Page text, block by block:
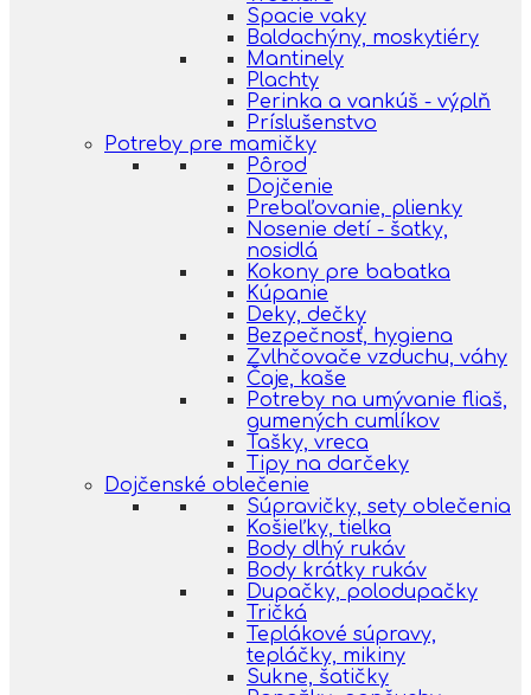
Spacie vaky
Baldachýny, moskytiéry
Mantinely
Plachty
Perinka a vankúš - výplň
Príslušenstvo
Potreby pre mamičky
Pôrod
Dojčenie
Prebaľovanie, plienky
Nosenie detí - šatky,
nosidlá
Kokony pre babatka
Kúpanie
Deky, dečky
Bezpečnosť, hygiena
Zvlhčovače vzduchu, váhy
Čaje, kaše
Potreby na umývanie fliaš,
gumených cumlíkov
Tašky, vreca
Tipy na darčeky
Dojčenské oblečenie
Súpravičky, sety oblečenia
Košieľky, tielka
Body dlhý rukáv
Body krátky rukáv
Dupačky, polodupačky
Tričká
Teplákové súpravy,
tepláčky, mikiny
Sukne, šatičky